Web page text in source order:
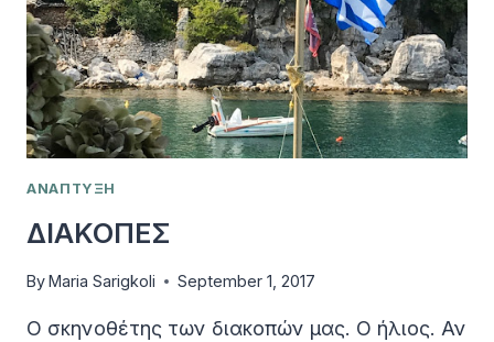
ΑΝΑΠΤΥΞΗ
ΔΙΑΚΟΠΕΣ
ByMaria Sarigkoli September 1, 2017
Ο σκηνοθέτης των διακοπών μας. Ο ήλιος. Αν